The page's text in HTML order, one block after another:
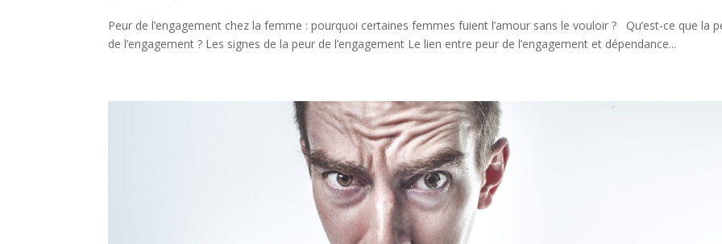
Peur de l’engagement chez la femme : pourquoi certaines femmes fuient l’amour sans le vouloir ? Qu’est-ce que la
de l’engagement ? Les signes de la peur de l’engagement Le lien entre peur de l’engagement et dépendance...